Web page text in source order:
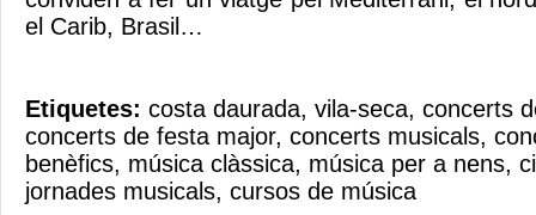
el Carib, Brasil…
Etiquetes: costa daurada, vila-seca, concerts
concerts de festa major, concerts musicals,
benèfics, música clàssica, música per a nens,
jornades musicals, cursos de música